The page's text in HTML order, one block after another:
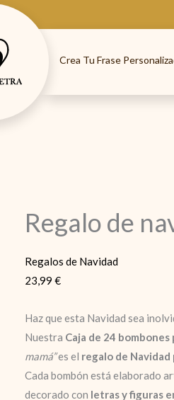
Crea Tu Frase
Regalo de
Regalos de Navidad
23,99 €
Haz que esta Navidad sea
Nuestra Caja de 24
mamá”es el regalo de
Cada bombón está elaborado
decorado con letras y figuras